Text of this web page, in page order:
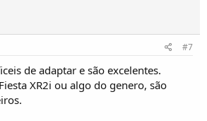
#7
de adaptar e são excelentes.
XR2i ou algo do genero, são